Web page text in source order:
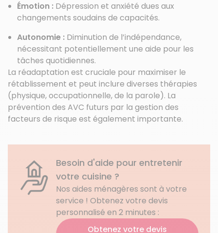
Émotion : Dépression et anxiété dues aux
changements soudains de capacités.
Autonomie : Diminution de l’indépendance,
nécessitant potentiellement une aide pour les
tâches quotidiennes.
La réadaptation est cruciale pour maximiser le
rétablissement et peut inclure diverses thérapies
(physique, occupationnelle, de la parole). La
prévention des AVC futurs par la gestion des
facteurs de risque est également importante.
Besoin d'aide pour entretenir
votre cuisine ?
Nos aides ménagères sont à votre
service ! Obtenez votre devis
personnalisé en 2 minutes :
Obtenez votre devis